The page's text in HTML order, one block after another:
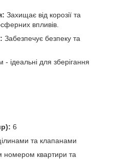
Захищає від корозії та
впливів.
Забезпечує безпеку та
ідеальні для зберігання
6
та клапанами
номером квартири та